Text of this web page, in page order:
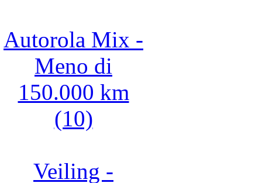
Autorola Mix -
Meno di
150.000 km
(10)
Veiling -